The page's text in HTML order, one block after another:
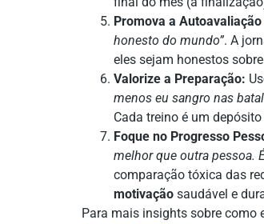
Promova a
honesto do mundo”. A
eles sejam honestos
Valorize a Preparação:
menos eu sangro nas
Cada treino é um
Foque no Progresso
melhor que outra pessoa.
comparação tóxica das
motivação saudável e
Para mais insights sobre como